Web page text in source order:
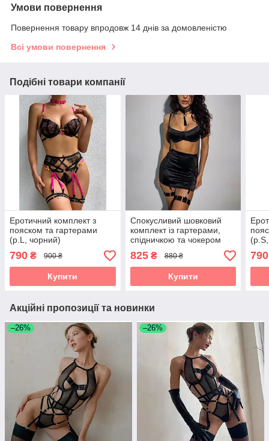
Умови повернення
Повернення товару впродовж 14 днів за домовленістю
Всі умови повернення
Подібні товари компанії
Еротичний комплект з
пояском та гартерами
(р.L, чорний)
790 ₴ 900 ₴
Купити
Спокусливий шовковий
комплект із гартерами,
спідничкою та чокером
(р.М, чорний)
825₴ 880 ₴
Купити
790
Акційні пропозиції та новинки
–26% –26%